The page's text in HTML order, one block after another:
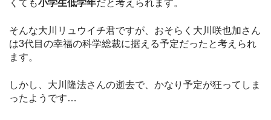
くても小学生低学年だと考えられます。
そんな大川リュウイチ君ですが、おそらく大川咲也加さん
は3代目の幸福の科学総裁に据える予定だったと考えられ
ます。
しかし、大川隆法さんの逝去で、かなり予定が狂ってしま
ったようです…